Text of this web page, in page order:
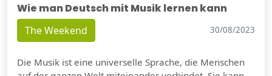
Wie man Deutsch mit Musik lernen kann
The Weekend 30/08/2023
Die Musik ist eine universelle Sprache, die Menschen